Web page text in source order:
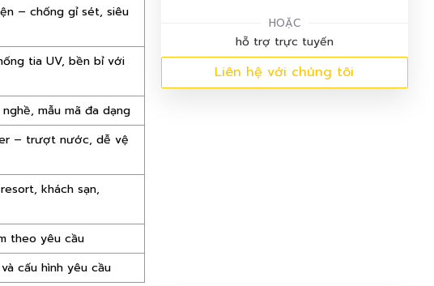
– chống gỉ sét, siêu
tia UV, bền bỉ với
mẫu mã đa dạng
– trượt nước, dễ vệ
khách sạn,
theo yêu cầu
cấu hình yêu cầu
HOẶC
hỗ trợ trực tuyến
Liên hệ với chúng tôi